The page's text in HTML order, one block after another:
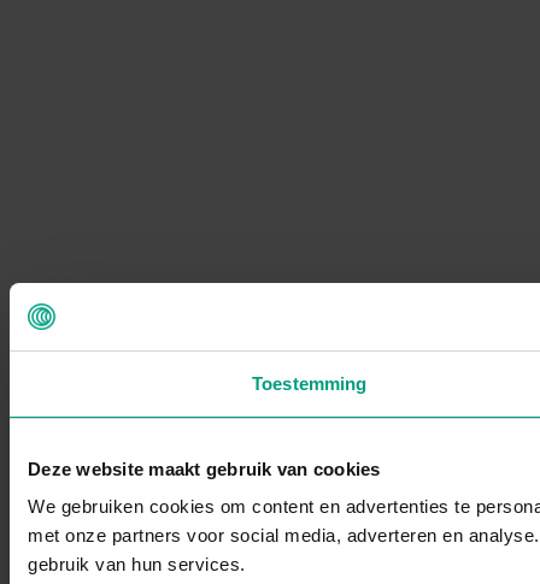
Toestemming
Deze website maakt gebruik van cookies
We gebruiken cookies om content en advertenties te
met onze partners voor social media, adverteren en
gebruik van hun services.